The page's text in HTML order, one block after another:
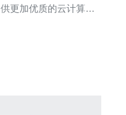
更加优质的云计算体
靠性。通过CN2专